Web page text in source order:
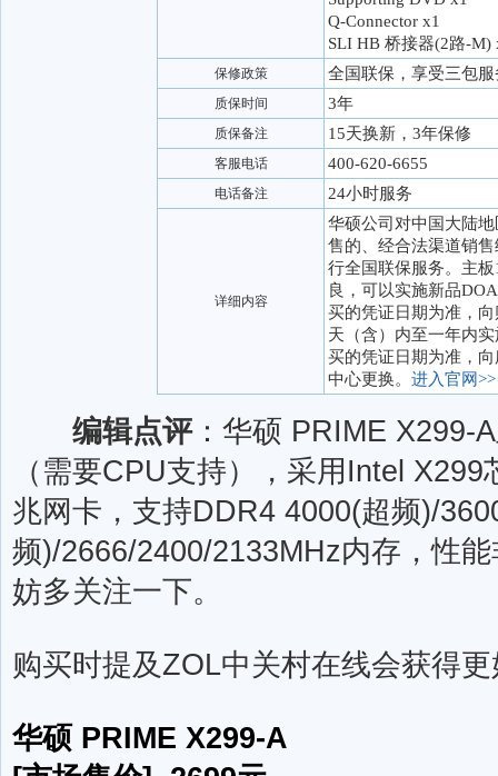
Q-Connector x1
SLI HB 桥接器(2路-M)
保修政策 全国联保，享受三包服
质保时间 3年
质保备注 15天换新，3年保修
客服电话 400-620-6655
电话备注 24小时服务
详细内容
华硕公司对中国大陆
售的、经合法渠道销
行全国联保服务。主
良，可以实施新品
买的凭证日期为准，
天（含）内至一年内
买的凭证日期为准，
中心更换。 进入官网>>
编辑点评：华硕 PRIME X299-
（需要CPU支持），采用Intel
兆网卡，支持DDR4 4000(超频)/
频)/2666/2400/2133MHz内存，性
妨多关注一下。
购买时提及ZOL中关村在线会获得
华硕 PRIME X299-A